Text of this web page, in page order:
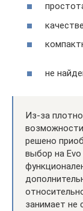
не
Из-за
решено
выбор на
занимает не